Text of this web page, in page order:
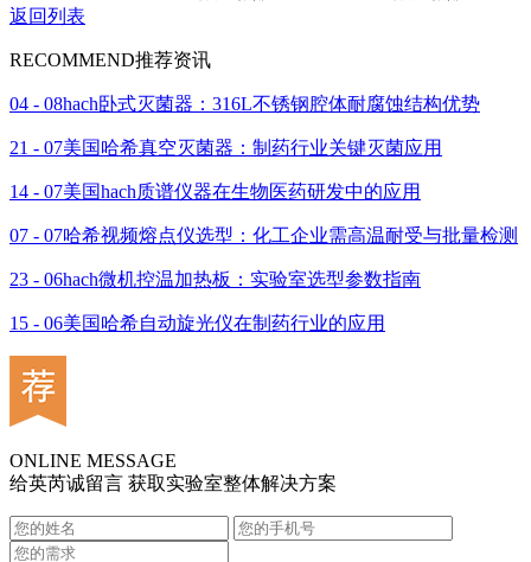
返回列表
RECOMMEND推荐资讯
04 - 08hach卧式灭菌器：316L不锈钢腔体耐腐蚀结构优势
21 - 07美国哈希真空灭菌器：制药行业关键灭菌应用
14 - 07美国hach质谱仪器在生物医药研发中的应用
07 - 07哈希视频熔点仪选型：化工企业需高温耐受与批量检测
23 - 06hach微机控温加热板：实验室选型参数指南
15 - 06美国哈希自动旋光仪在制药行业的应用
ONLINE MESSAGE
给英芮诚留言 获取实验室整体解决方案